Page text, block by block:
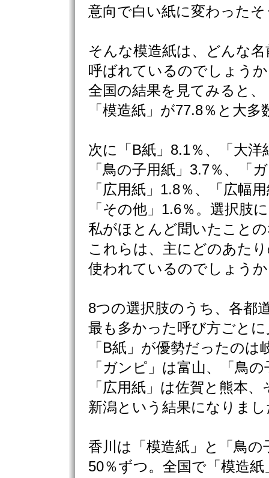
意向で白い紙に変わった
そんな模造紙は、どんな名
呼ばれているのでしょう
全国の結果を見てみると、
「模造紙」が77.8％と大多
次に「B紙」8.1％、「大洋
「鳥の子用紙」3.7％、「
「広用紙」1.8％、「広幅
「その他」1.6％。選択肢
私がほとんど聞いたこと
これらは、主にどのあた
使われているのでしょう
8つの選択肢のうち、各都
最も多かった呼び方ごと
「B紙」が優勢だったのは
「ガンピ」は富山、「鳥
「広用紙」は佐賀と熊本
新潟という結果になりまし
香川は「模造紙」と「鳥の
50％ずつ。全国で「模造